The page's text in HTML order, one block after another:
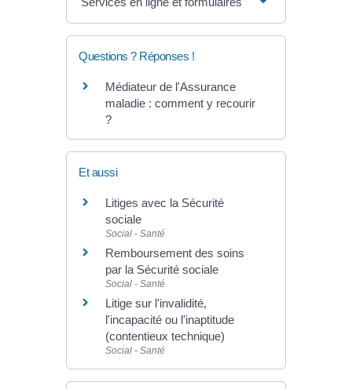
Questions ? Réponses !
Médiateur de l'Assurance
maladie : comment y recourir
?
Et aussi
Litiges avec la Sécurité
sociale
Social - Santé
Remboursement des soins
par la Sécurité sociale
Social - Santé
Litige sur l'invalidité,
l'incapacité ou l'inaptitude
(contentieux technique)
Social - Santé